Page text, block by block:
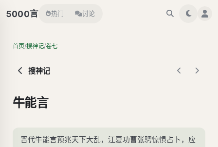
5000言 热门 讨论
首页/搜神记/卷七
搜神记
牛能言
晋代牛能言预兆天下大乱，江夏功曹张骋惊惧占卜，应